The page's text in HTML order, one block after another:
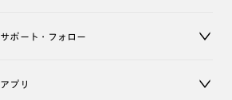
サポート・フォロー
アプリ